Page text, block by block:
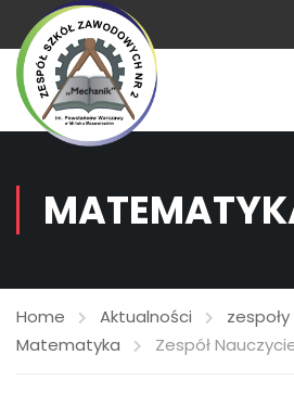
Home Aktualności
Matematyka
Zespół